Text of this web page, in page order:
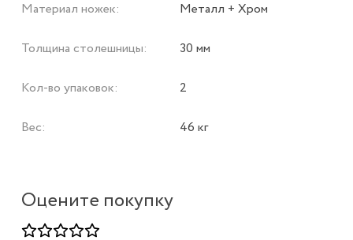
Оцените покупку
Материал ножек: Металл + Хром
Толщина столешницы: 30 мм
Кол-во упаковок: 2
Вес: 46 кг